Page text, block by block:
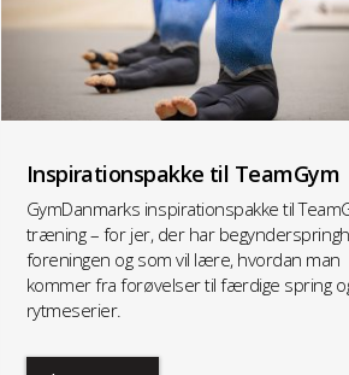
Inspirationspakke til TeamGym
GymDanmarks inspirationspakke til
træning – for jer, der har
foreningen og som vil lære, hvordan man
kommer fra forøvelser til færdige spring
rytmeserier.